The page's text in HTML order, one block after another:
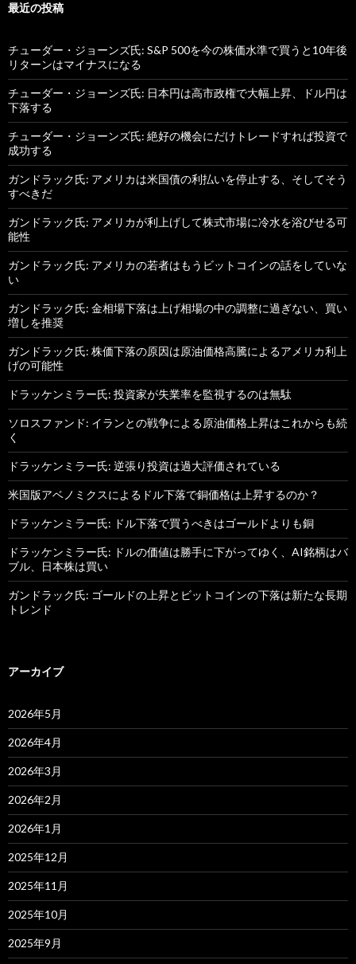
最近の投稿
チューダー・ジョーンズ氏: S&P 500を今の株価水準で買うと10年後
リターンはマイナスになる
チューダー・ジョーンズ氏: 日本円は高市政権で大幅上昇、ドル円は
下落する
チューダー・ジョーンズ氏: 絶好の機会にだけトレードすれば投資で
成功する
ガンドラック氏: アメリカは米国債の利払いを停止する、そしてそう
すべきだ
ガンドラック氏: アメリカが利上げして株式市場に冷水を浴びせる可
能性
ガンドラック氏: アメリカの若者はもうビットコインの話をしていな
い
ガンドラック氏: 金相場下落は上げ相場の中の調整に過ぎない、買い
増しを推奨
ガンドラック氏: 株価下落の原因は原油価格高騰によるアメリカ利上
げの可能性
ドラッケンミラー氏: 投資家が失業率を監視するのは無駄
ソロスファンド: イランとの戦争による原油価格上昇はこれからも続
く
ドラッケンミラー氏: 逆張り投資は過大評価されている
米国版アベノミクスによるドル下落で銅価格は上昇するのか？
ドラッケンミラー氏: ドル下落で買うべきはゴールドよりも銅
ドラッケンミラー氏: ドルの価値は勝手に下がってゆく、AI銘柄はバ
ブル、日本株は買い
ガンドラック氏: ゴールドの上昇とビットコインの下落は新たな長期
トレンド
アーカイブ
2026年5月
2026年4月
2026年3月
2026年2月
2026年1月
2025年12月
2025年11月
2025年10月
2025年9月